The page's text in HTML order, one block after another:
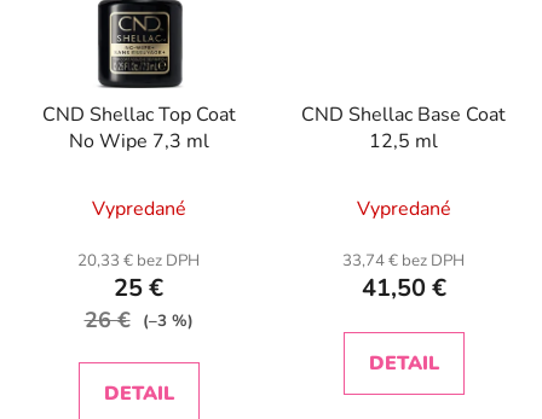
CND Shellac Top Coat
No Wipe 7,3 ml
Vypredané
20,33 € bez DPH
25 €
26 € (–3 %)
DETAIL
CND Shellac Base Coat
12,5 ml
Vypredané
33,74 € bez DPH
41,50 €
DETAIL